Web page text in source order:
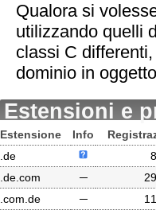
Qualora si
utilizzando quelli
classi C
dominio in
Estensioni e
Estensione Info
.de
.de.com
─
.com.de
─